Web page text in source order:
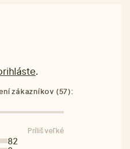
.
82
zákazníkov (57):
Príliš veľké